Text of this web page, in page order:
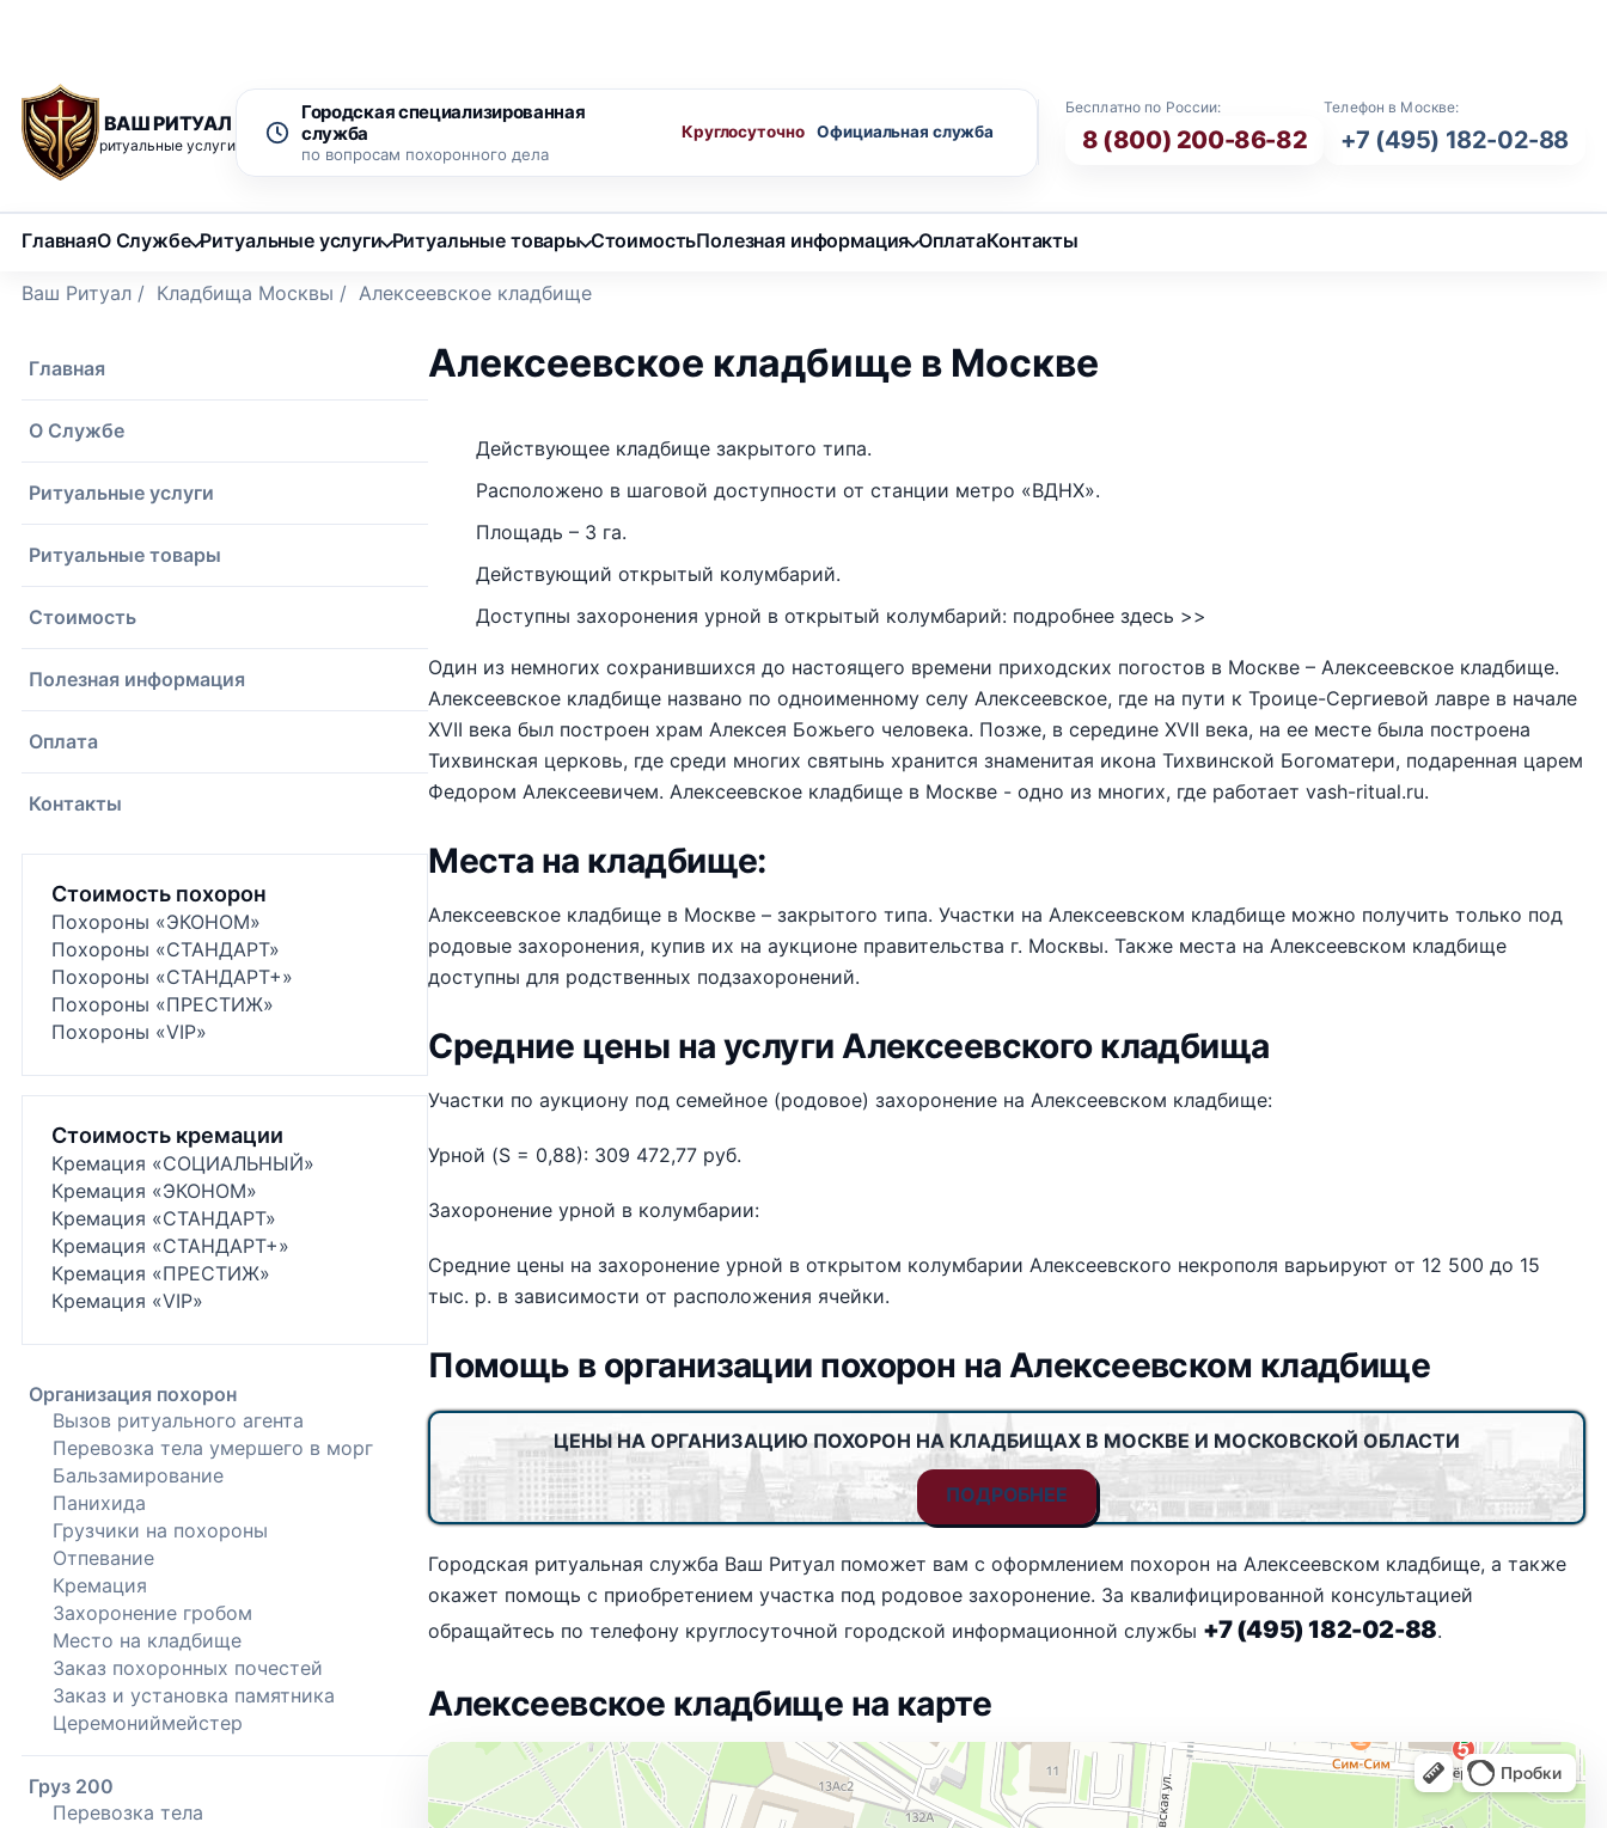
ВАШ РИТУАЛ
ритуальные услуги
Бесплатно по России:
8 (800) 200-86-82
Телефон в Москве:
+7 (495) 182-02-88
Городская специализированная
служба
по вопросам похоронного дела
Круглосуточно
ГлавнаяО Службе Ритуальные услуги Ритуальные товары СтоимостьПолезная информация ОплатаКонтакты
Ваш Ритуал / Кладбища Москвы / Алексеевское кладбище
Главная
О Службе
Ритуальные услуги
Ритуальные товары
Стоимость
Полезная информация
Оплата
Контакты
Стоимость похорон
Похороны «ЭКОНОМ»
Похороны «СТАНДАРТ»
Похороны «СТАНДАРТ+»
Похороны «ПРЕСТИЖ»
Похороны «VIP»
Стоимость кремации
Кремация «СОЦИАЛЬНЫЙ»
Кремация «ЭКОНОМ»
Кремация «СТАНДАРТ»
Кремация «СТАНДАРТ+»
Кремация «ПРЕСТИЖ»
Кремация «VIP»
Организация похорон
Вызов ритуального агента
Перевозка тела умершего в морг
Бальзамирование
Панихида
Грузчики на похороны
Отпевание
Кремация
Захоронение гробом
Место на кладбище
Заказ похоронных почестей
Заказ и установка памятника
Церемониймейстер
Груз 200
Перевозка тела
Алексеевское кладбище в Москве
Действующее кладбище закрытого типа.
Расположено в шаговой доступности от станции метро «ВДНХ».
Площадь – 3 га.
Действующий открытый колумбарий.
Доступны захоронения урной в открытый колумбарий: подробнее здесь >>
Один из немногих сохранившихся до настоящего времени приходских погостов в Москве – Алексеевское кладбище.
Алексеевское кладбище названо по одноименному селу Алексеевское, где на пути к Троице-Сергиевой лавре в начале
XVII века был построен храм Алексея Божьего человека. Позже, в середине XVII века, на ее месте была построена
Тихвинская церковь, где среди многих святынь хранится знаменитая икона Тихвинской Богоматери, подаренная царем
Федором Алексеевичем. Алексеевское кладбище в Москве - одно из многих, где работает vash-ritual.ru.
Места на кладбище:
Алексеевское кладбище в Москве – закрытого типа. Участки на Алексеевском кладбище можно получить только под
родовые захоронения, купив их на аукционе правительства г. Москвы. Также места на Алексеевском кладбище
доступны для родственных подзахоронений.
Средние цены на услуги Алексеевского кладбища
Участки по аукциону под семейное (родовое) захоронение на Алексеевском кладбище:
Урной (S = 0,88): 309 472,77 руб.
Захоронение урной в колумбарии:
Средние цены на захоронение урной в открытом колумбарии Алексеевского некрополя варьируют от 12 500 до 15
тыс. р. в зависимости от расположения ячейки.
Помощь в организации похорон на Алексеевском кладбище
ЦЕНЫ НА ОРГАНИЗАЦИЮ ПОХОРОН НА КЛАДБИЩАХ В МОСКВЕ И МОСКОВСКОЙ ОБЛАСТИ
ПОДРОБНЕЕ
Городская ритуальная служба Ваш Ритуал поможет вам с оформлением похорон на Алексеевском кладбище, а также
окажет помощь с приобретением участка под родовое захоронение. За квалифицированной консультацией
обращайтесь по телефону круглосуточной городской информационной службы +7 (495) 182-02-88.
Алексеевское кладбище на карте